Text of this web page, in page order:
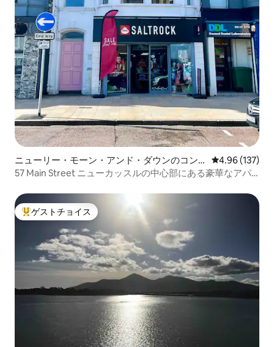
ニューリー・モーン・アンド・ダウンのコン
ドミニアム
レビュー137
4.96 (137)
57 Main Street ニューカッスルの中心部にある豪華なアパ
大好評のゲストチョイスです。
ゲストチョイス